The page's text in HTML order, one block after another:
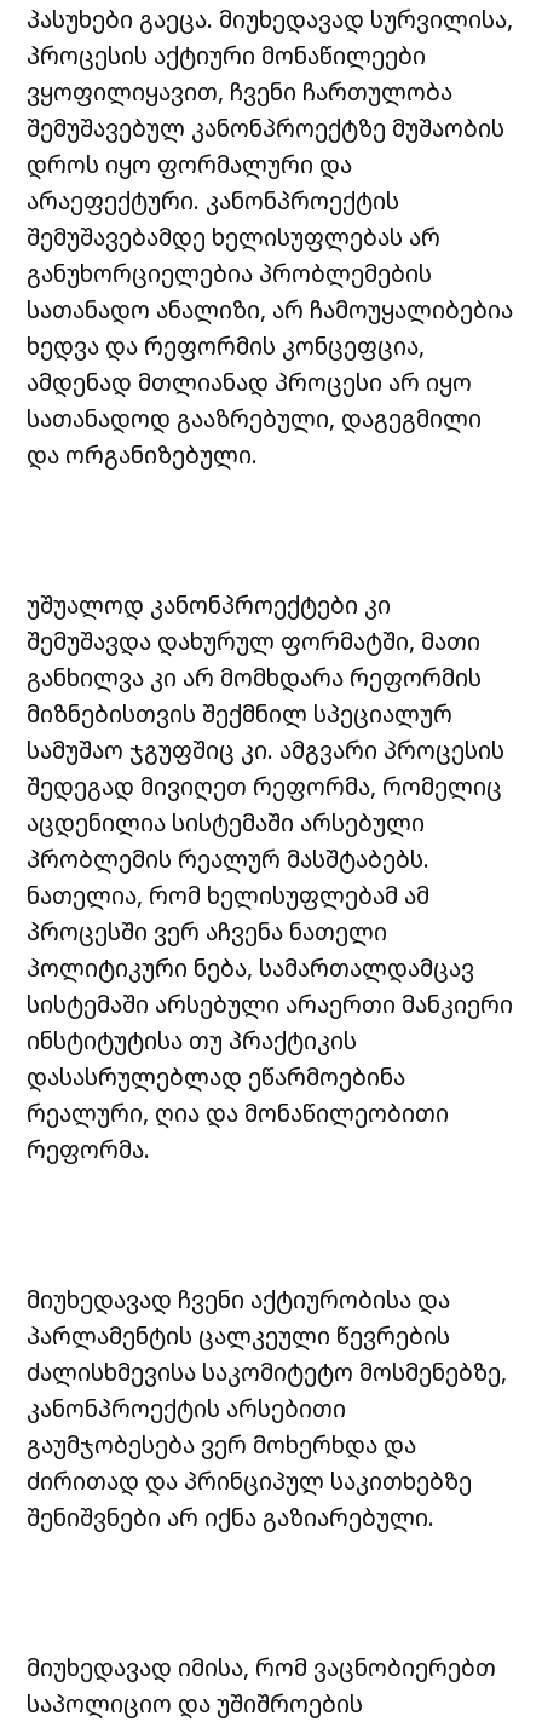
პასუხები გაეცა. მიუხედავად სურვილისა,
პროცესის აქტიური მონაწილეები
ვყოფილიყავით, ჩვენი ჩართულობა
შემუშავებულ კანონპროექტზე მუშაობის
დროს იყო ფორმალური და
არაეფექტური. კანონპროექტის
შემუშავებამდე ხელისუფლებას არ
განუხორციელებია პრობლემების
სათანადო ანალიზი, არ ჩამოუყალიბებია
ხედვა და რეფორმის კონცეფცია,
ამდენად მთლიანად პროცესი არ იყო
სათანადოდ გააზრებული, დაგეგმილი
და ორგანიზებული.
უშუალოდ კანონპროექტები კი
შემუშავდა დახურულ ფორმატში, მათი
განხილვა კი არ მომხდარა რეფორმის
მიზნებისთვის შექმნილ სპეციალურ
სამუშაო ჯგუფშიც კი. ამგვარი პროცესის
შედეგად მივიღეთ რეფორმა, რომელიც
აცდენილია სისტემაში არსებული
პრობლემის რეალურ მასშტაბებს.
ნათელია, რომ ხელისუფლებამ ამ
პროცესში ვერ აჩვენა ნათელი
პოლიტიკური ნება, სამართალდამცავ
სისტემაში არსებული არაერთი მანკიერი
ინსტიტუტისა თუ პრაქტიკის
დასასრულებლად ეწარმოებინა
რეალური, ღია და მონაწილეობითი
რეფორმა.
მიუხედავად ჩვენი აქტიურობისა და
პარლამენტის ცალკეული წევრების
ძალისხმევისა საკომიტეტო მოსმენებზე,
კანონპროექტის არსებითი
გაუმჯობესება ვერ მოხერხდა და
ძირითად და პრინციპულ საკითხებზე
შენიშვნები არ იქნა გაზიარებული.
მიუხედავად იმისა, რომ ვაცნობიერებთ
საპოლიციო და უშიშროების